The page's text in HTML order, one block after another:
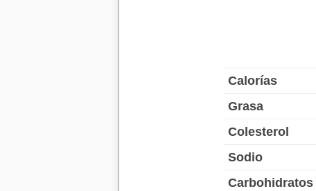
Calorías
Grasa
Colesterol
Sodio
Carbohidratos